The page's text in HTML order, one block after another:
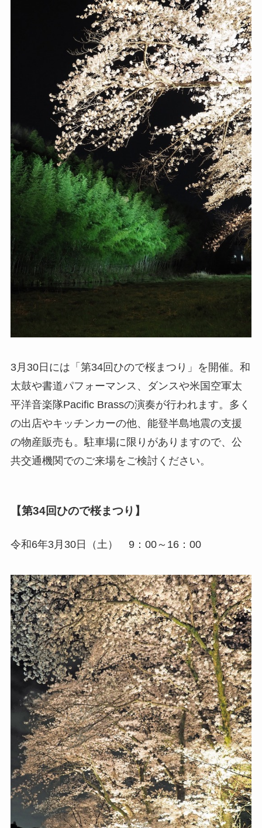
3月30日には「第34回ひので桜まつり」を開催。和
太鼓や書道パフォーマンス、ダンスや米国空軍太
平洋音楽隊Pacific Brassの演奏が行われます。多く
の出店やキッチンカーの他、能登半島地震の支援
の物産販売も。駐車場に限りがありますので、公
共交通機関でのご来場をご検討ください。
【第34回ひので桜まつり】
令和6年3月30日（土） 9：00～16：00